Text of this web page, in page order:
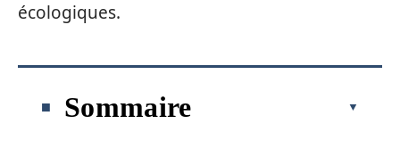
écologiques.
Sommaire